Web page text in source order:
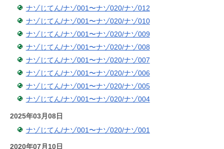
ナゾじてん/ナゾ001〜ナゾ020/ナゾ012
ナゾじてん/ナゾ001〜ナゾ020/ナゾ010
ナゾじてん/ナゾ001〜ナゾ020/ナゾ009
ナゾじてん/ナゾ001〜ナゾ020/ナゾ008
ナゾじてん/ナゾ001〜ナゾ020/ナゾ007
ナゾじてん/ナゾ001〜ナゾ020/ナゾ006
ナゾじてん/ナゾ001〜ナゾ020/ナゾ005
ナゾじてん/ナゾ001〜ナゾ020/ナゾ004
2025年03月08日
ナゾじてん/ナゾ001〜ナゾ020/ナゾ001
2020年07月10日